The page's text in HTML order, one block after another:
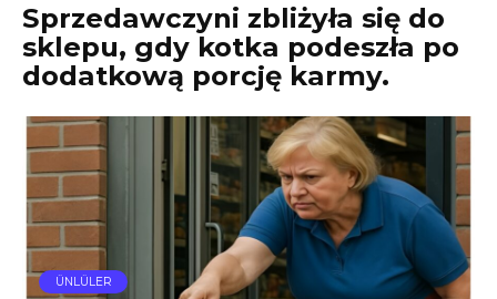
Sprzedawczyni zbliżyła się do
sklepu, gdy kotka podeszła po
dodatkową porcję karmy.
ÜNLÜLER